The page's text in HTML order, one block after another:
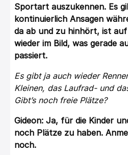
Sportart auszukennen. Es
kontinuierlich Ansagen
da ab und zu hinhört, ist
wieder im Bild, was gerade
passiert.
Es gibt ja auch wieder
Kleinen, das Laufrad- und
Gibt’s noch freie Plätze?
Gideon: Ja, für die Kinder
noch Plätze zu haben.
noch.